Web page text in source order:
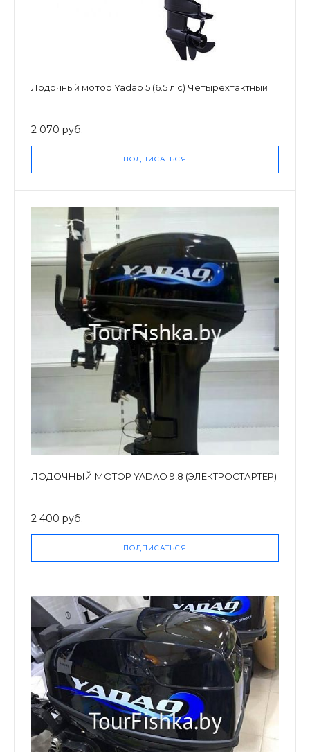
Лодочный мотор Yadao 5 (6.5 л.с) Четырёхтактный
2 070 руб.
ПОДПИСАТЬСЯ
ЛОДОЧНЫЙ МОТОР YADAO 9,8 (ЭЛЕКТРОСТАРТЕР)
2 400 руб.
ПОДПИСАТЬСЯ